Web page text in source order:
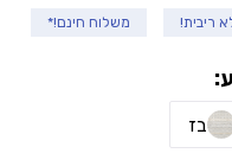
בז
משלוח חינם!*